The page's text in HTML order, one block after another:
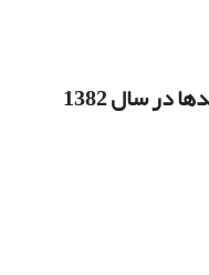
سال 1382